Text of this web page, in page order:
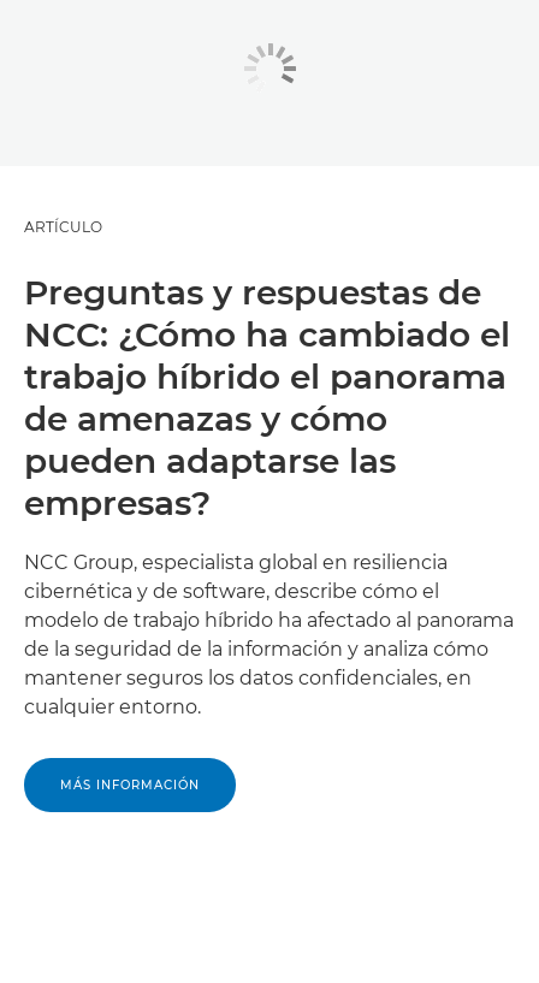
ARTÍCULO
Preguntas y respuestas de
NCC: ¿Cómo ha cambiado el
trabajo híbrido el panorama
de amenazas y cómo
pueden adaptarse las
empresas?
NCC Group, especialista global en resiliencia
cibernética y de software, describe cómo el
modelo de trabajo híbrido ha afectado al panorama
de la seguridad de la información y analiza cómo
mantener seguros los datos confidenciales, en
cualquier entorno.
MÁS INFORMACIÓN